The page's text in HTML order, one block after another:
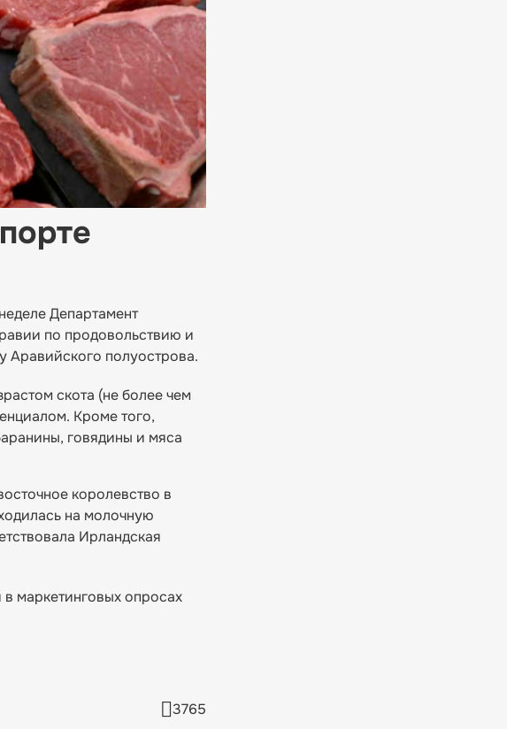
Департамент
по продовольствию и
Аравийского полуострова.
скота (не более чем
Кроме того,
говядины и мяса
королевство в
на молочную
Ирландская
маркетинговых опросах
3765